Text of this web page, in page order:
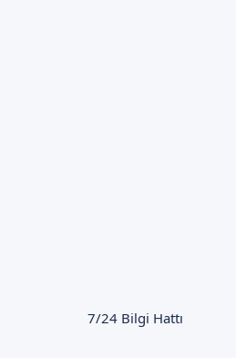
7/24 Bilgi Hattı